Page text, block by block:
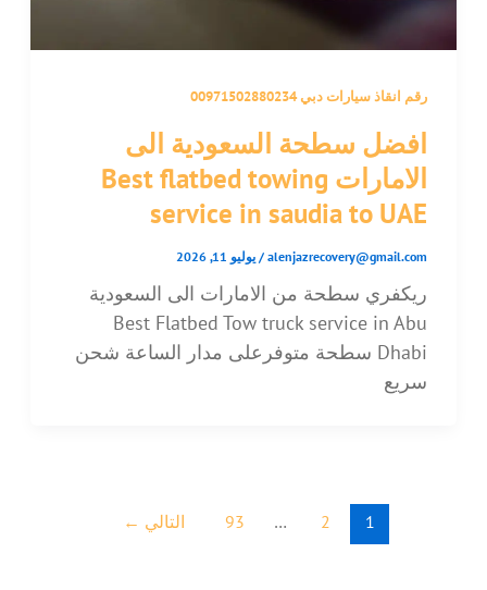
رقم انقاذ سيارات دبي 00971502880234
افضل سطحة السعودية الى
الامارات Best flatbed towing
service in saudia to UAE
alenjazrecovery@gmail.com
/ يوليو 11, 2026
ريكفري سطحة من الامارات الى السعودية
Best Flatbed Tow truck service in Abu
Dhabi سطحة متوفرعلى مدار الساعة شحن
سريع
1
2
…
93 التالي ←